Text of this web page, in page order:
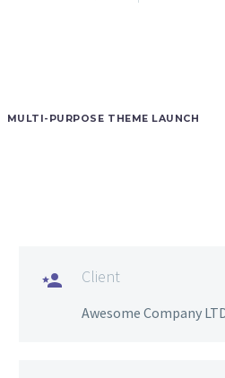
MULTI-PURPOSE THEME LAUNCH
 Client
Awesome Company